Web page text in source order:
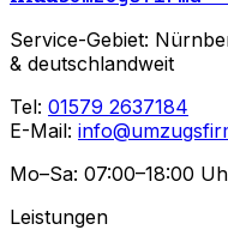
Service-Gebiet:
& deutschlandweit
Tel: 01579 2637184
E-Mail:
Mo–Sa: 07:00–18:00
Leistungen